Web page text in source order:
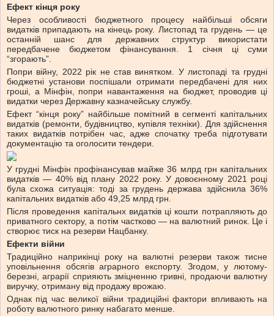
Ефект кінця року
Через особливості бюджетного процесу найбільші обсяги
видатків припадають на кінець року. Листопад та грудень — це
останній шанс для державних структур використати
передбачене бюджетом фінансування. 1 січня ці суми
“згорають”.
Попри війну, 2022 рік не став винятком. У листопаді та грудні
бюджетні установи поспішали отримати передбачені для них
гроші, а Мінфін, попри навантаження на бюджет, проводив ці
видатки через Державну казначейську службу.
Ефект “кінця року” найбільше помітний в сегменті капітальних
видатків (ремонти, будівництво, купівля техніки). Для здійснення
таких видатків потрібен час, адже спочатку треба підготувати
документацію та оголосити тендери.
У грудні Мінфін профінансував майже 36 млрд грн капітальних
видатків — 40% від плану 2022 року. У довоєнному 2021 році
була схожа ситуація: тоді за грудень держава здійснила 36%
капітальних видатків або 49,25 млрд грн.
Після проведення капітальнх видатків ці кошти потрапляють до
приватного сектору, а потім частково — на валютний ринок. Це і
створює тиск на резерви Нацбанку.
Ефекти війни
Традиційно наприкінці року на валютні резерви також тисне
уповільнення обсягів аграрного експорту. Згодом, у лютому-
березні, аграрії сприяють зміцненню гривні, продаючи валютну
виручку, отриману від продажу врожаю.
Однак під час великої війни традиційні фактори впливають на
роботу валютного ринку набагато менше.